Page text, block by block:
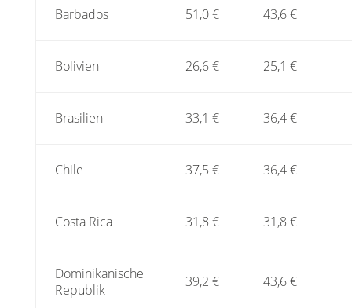
Barbados 51,0 € 43,6 €
Bolivien 26,6 € 25,1 €
Brasilien 33,1 € 36,4 €
Chile 37,5 € 36,4 €
Costa Rica 31,8 € 31,8 €
Dominikanische
Republik
39,2 € 43,6 €